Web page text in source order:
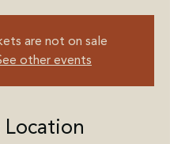
are not on sale
other events